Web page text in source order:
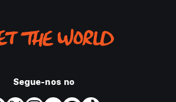
Segue-nos no